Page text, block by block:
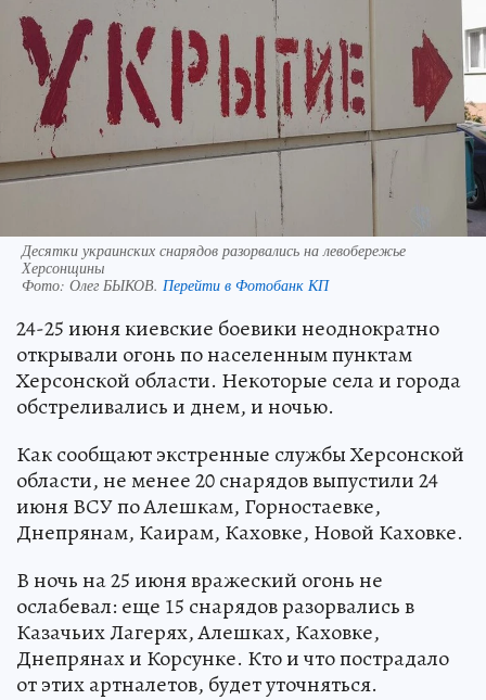
Десятки украинских снарядов разорвались на левобережье
Херсонщины
Фото: Олег БЫКОВ. Перейти в Фотобанк КП
24-25 июня киевские боевики неоднократно
открывали огонь по населенным пунктам
Херсонской области. Некоторые села и города
обстреливались и днем, и ночью.
Как сообщают экстренные службы Херсонской
области, не менее 20 снарядов выпустили 24
июня ВСУ по Алешкам, Горностаевке,
Днепрянам, Каирам, Каховке, Новой Каховке.
В ночь на 25 июня вражеский огонь не
ослабевал: еще 15 снарядов разорвались в
Казачьих Лагерях, Алешках, Каховке,
Днепрянах и Корсунке. Кто и что пострадало
от этих артналетов, будет уточняться.